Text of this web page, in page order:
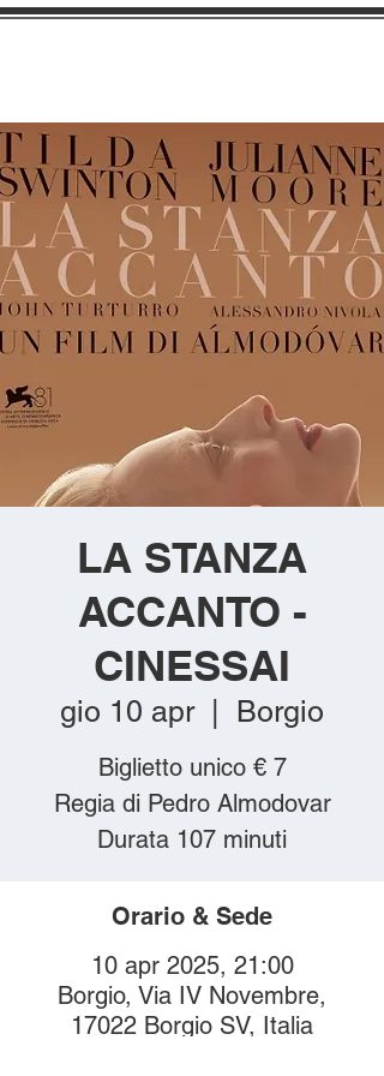
LA STANZA
ACCANTO -
CINESSAI
gio 10 apr
  |
Borgio
Biglietto unico € 7
Regia di Pedro Almodovar
Durata 107 minuti
Orario & Sede
10 apr 2025, 21:00
Borgio, Via IV Novembre,
17022 Borgio SV, Italia